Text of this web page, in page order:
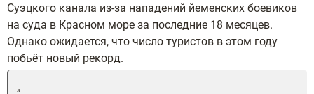
Суэцкого канала из-за нападений йеменских боевиков
на суда в Красном море за последние 18 месяцев.
Однако ожидается, что число туристов в этом году
побьёт новый рекорд.